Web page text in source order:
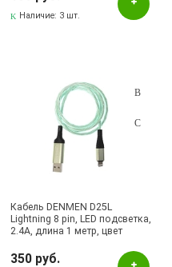
Наличие: 3 шт.
Кабель DENMEN D25L
Lightning 8 pin, LED подсветка,
2.4A, длина 1 метр, цвет
350 руб.